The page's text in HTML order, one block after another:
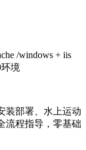
/windows + iis
境
装部署、水上运动
流程指导，零基础